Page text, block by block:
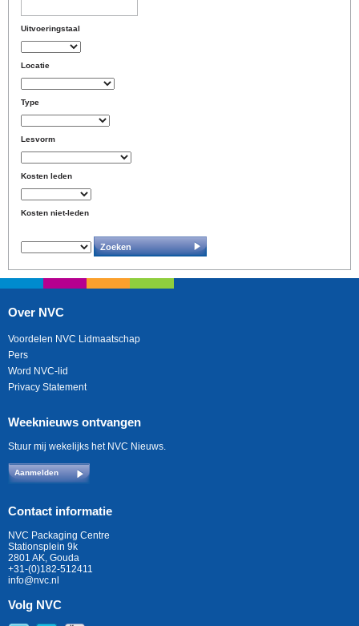
Uitvoeringstaal
Locatie
Type
Lesvorm
Kosten leden
Kosten niet-leden
Over NVC
Voordelen NVC Lidmaatschap
Pers
Word NVC-lid
Privacy Statement
Weeknieuws ontvangen
Stuur mij wekelijks het NVC Nieuws.
Aanmelden
Contact informatie
NVC Packaging Centre
Stationsplein 9k
2801 AK, Gouda
+31-(0)182-512411
info@nvc.nl
Volg NVC